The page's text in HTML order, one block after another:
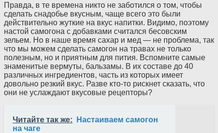
Правда, в те времена никто не заботился о том, чтобы
сделать снадобье вкусным, чаще всего это были
действительно жуткие на вкус напитки. Видимо, поэтому
настой самогона с добавками считался бесовским
зельем. Но в наше время сахар и мед — не проблема, так
что мы можем сделать самогон на травах не только
полезным, но и приятным для пития. Вспомните самые
знаменитые вермуты, бальзамы. В их составе до 40
различных ингредиентов, часть из которых имеет
довольно резкий вкус. Разве кто-то рискнет сказать, что
они не услаждают вкусовые рецепторы?
Читайте так же:
Настаиваем самогон
на чаге